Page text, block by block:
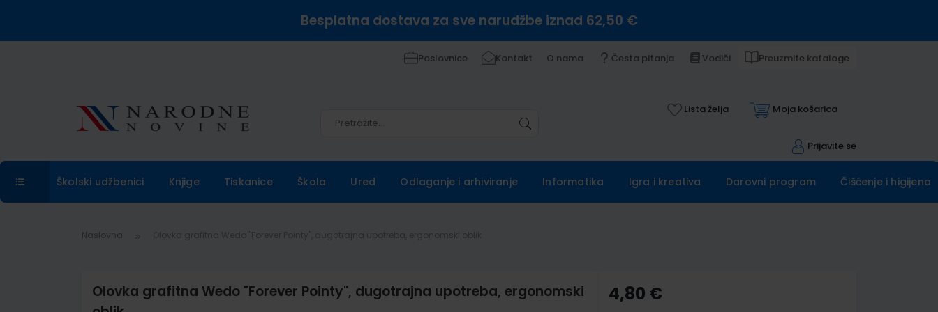
Besplatna dostava za sve narudžbe iznad 62,50 €
Poslovnice Kontakt O nama Česta pitanja Vodiči Preuzmite kataloge
Lista želja Moja košarica
Prijavite se
Školski udžbenici Knjige Tiskanice Škola Ured Odlaganje i arhiviranje Informatika Igra i kreativa Darovni program Čišćenje i higijena
Naslovna
Olovka grafitna Wedo "Forever Pointy", dugotrajna upotreba, ergonomski
4,80 €